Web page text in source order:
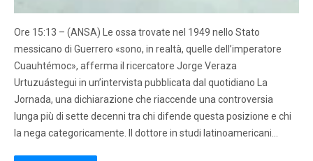
Ore 15:13 – (ANSA) Le ossa trovate nel 1949 nello Stato
messicano di Guerrero «sono, in realtà, quelle dell’imperatore
Cuauhtémoc», afferma il ricercatore Jorge Veraza
Urtuzuástegui in un’intervista pubblicata dal quotidiano La
Jornada, una dichiarazione che riaccende una controversia
lunga più di sette decenni tra chi difende questa posizione e chi
la nega categoricamente. Il dottore in studi latinoamericani…